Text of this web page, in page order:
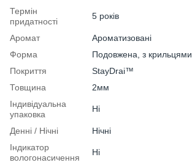
Термін
придатності
5 років
Аромат
Ароматизовані
Форма
Подовжена, з крильцями
Покриття
StayDrai™
Товщина
2мм
Індивідуальна
упаковка
Ні
Денні / Нічні
Нічні
Індикатор
вологонасичення
Ні